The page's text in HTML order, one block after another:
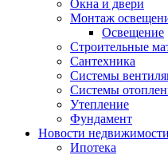
Окна и двери
Монтаж
Освещение
Строительные
Сантехника
Системы
Системы
Утепление
Фундамент
Новости недвижимости
Ипотека